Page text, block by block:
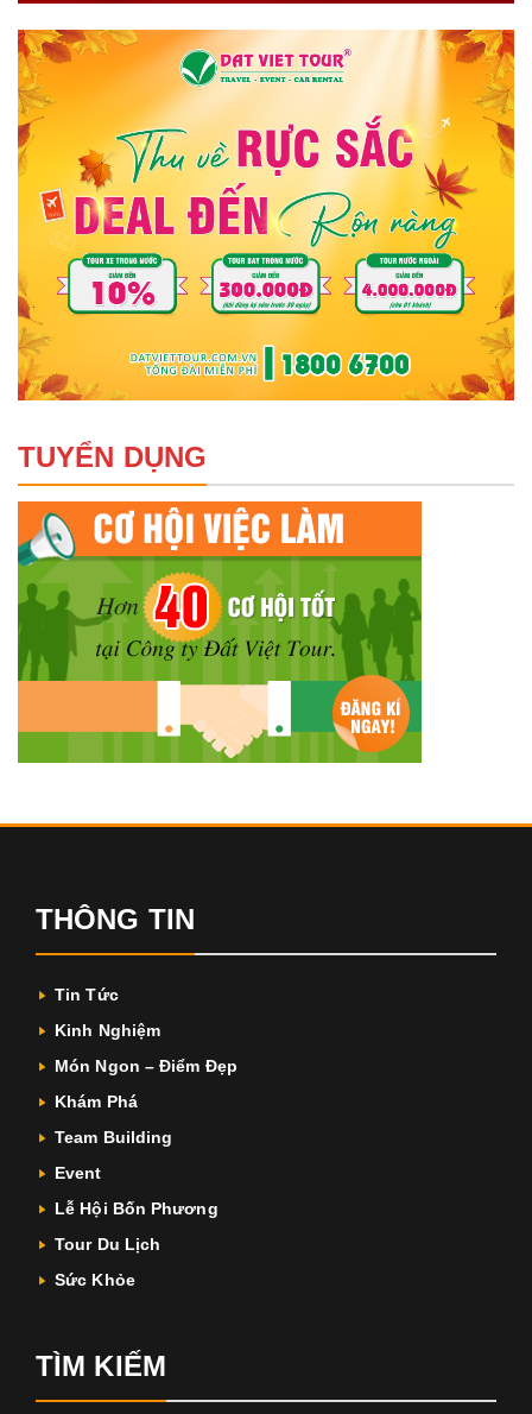
TUYỂN DỤNG
THÔNG TIN
Tin Tức
Kinh Nghiệm
Món Ngon – Điểm Đẹp
Khám Phá
Team Building
Event
Lễ Hội Bốn Phương
Tour Du Lịch
Sức Khỏe
TÌM KIẾM